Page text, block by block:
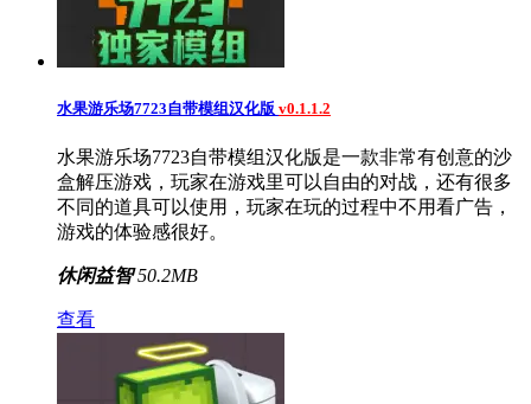
水果游乐场7723自带模组汉化版 v0.1.1.2
水果游乐场7723自带模组汉化版是一款非常有创意的沙
盒解压游戏，玩家在游戏里可以自由的对战，还有很多
不同的道具可以使用，玩家在玩的过程中不用看广告，
游戏的体验感很好。
休闲益智 50.2MB
查看